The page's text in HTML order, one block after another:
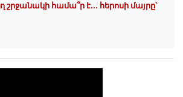
շրջանակի համա՞ր է․․․ հերոսի մայրը՝